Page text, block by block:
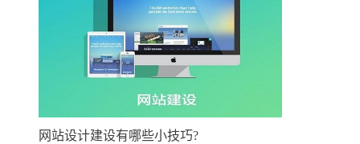
网站设计建设有哪些小技巧?